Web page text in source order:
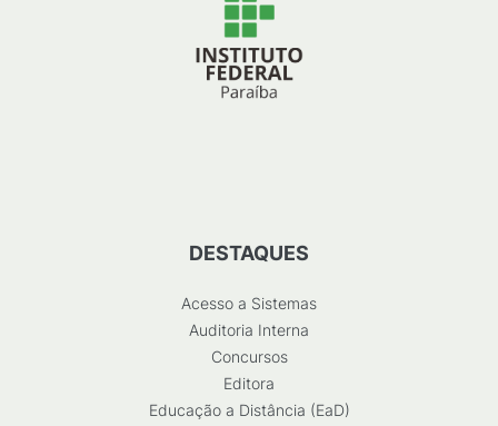
DESTAQUES
Acesso a Sistemas
Auditoria Interna
Concursos
Editora
Educação a Distância (EaD)